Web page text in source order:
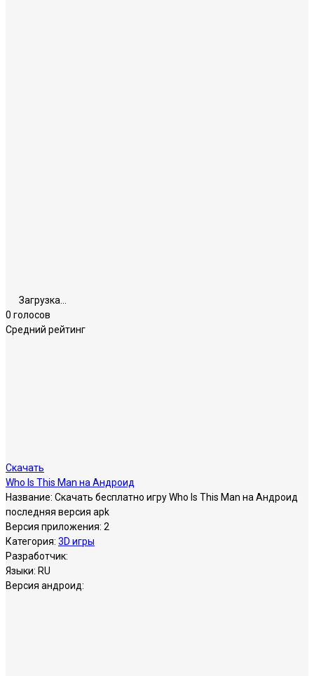
Загрузка...
0 голосов
Средний рейтинг
Скачать
Who Is This Man на Андроид
Название: Скачать бесплатно игру Who Is This Man на Андроид
последняя версия apk
Версия приложения: 2
Категория: 3D игры
Разработчик:
Языки: RU
Версия андроид: